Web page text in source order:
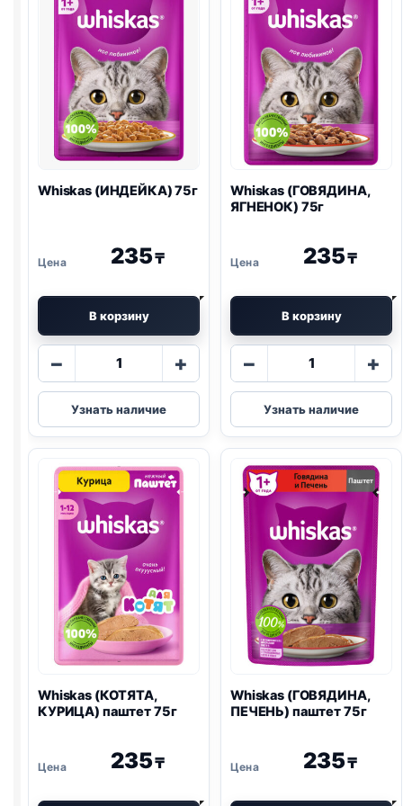
Whiskas (ИНДЕЙКА) 75г
235₸
В корзину
−
Количество
Whiskas
(ИНДЕЙКА)
75г
+
Узнать наличие
Whiskas (ГОВЯДИНА,
ЯГНЕНОК) 75г
235₸
В корзину
−
Количество
Whiskas
(ГОВЯДИНА,
ЯГНЕНОК)
+
Узнать наличие
Whiskas (КОТЯТА,
КУРИЦА) паштет 75г
235₸
Whiskas (ГОВЯДИНА,
ПЕЧЕНЬ) паштет 75г
235₸